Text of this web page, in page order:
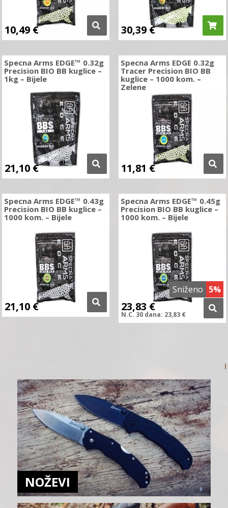
10,49 € 30,39 €
Specna Arms EDGE™ 0.32g
Precision BIO BB kuglice –
1kg – Bijele
21,10 €
Specna Arms EDGE 0.32g
Tracer Precision BIO BB
kuglice – 1000 kom. –
Zelene
11,81 €
Specna Arms EDGE™ 0.43g
Precision BIO BB kuglice –
1000 kom. – Bijele
21,10 €
Sniženo 5%
Specna Arms EDGE™ 0.45g
Precision BIO BB kuglice –
1000 kom. – Bijele
23,83 €
N.C. 30 dana: 23,83 €
NOŽEVI